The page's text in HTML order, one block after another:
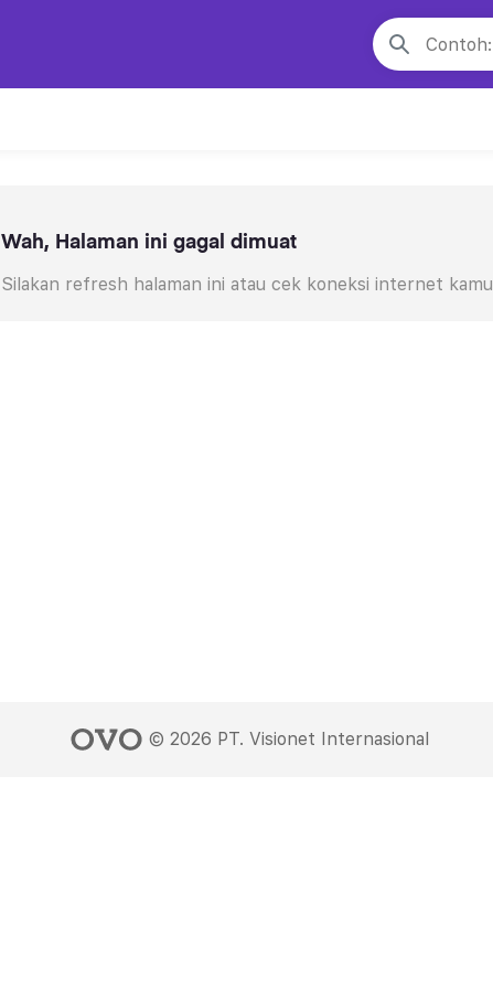
Wah, Halaman ini gagal dimuat
Silakan refresh halaman ini atau cek koneksi internet
© 2026 PT. Visionet Internasional